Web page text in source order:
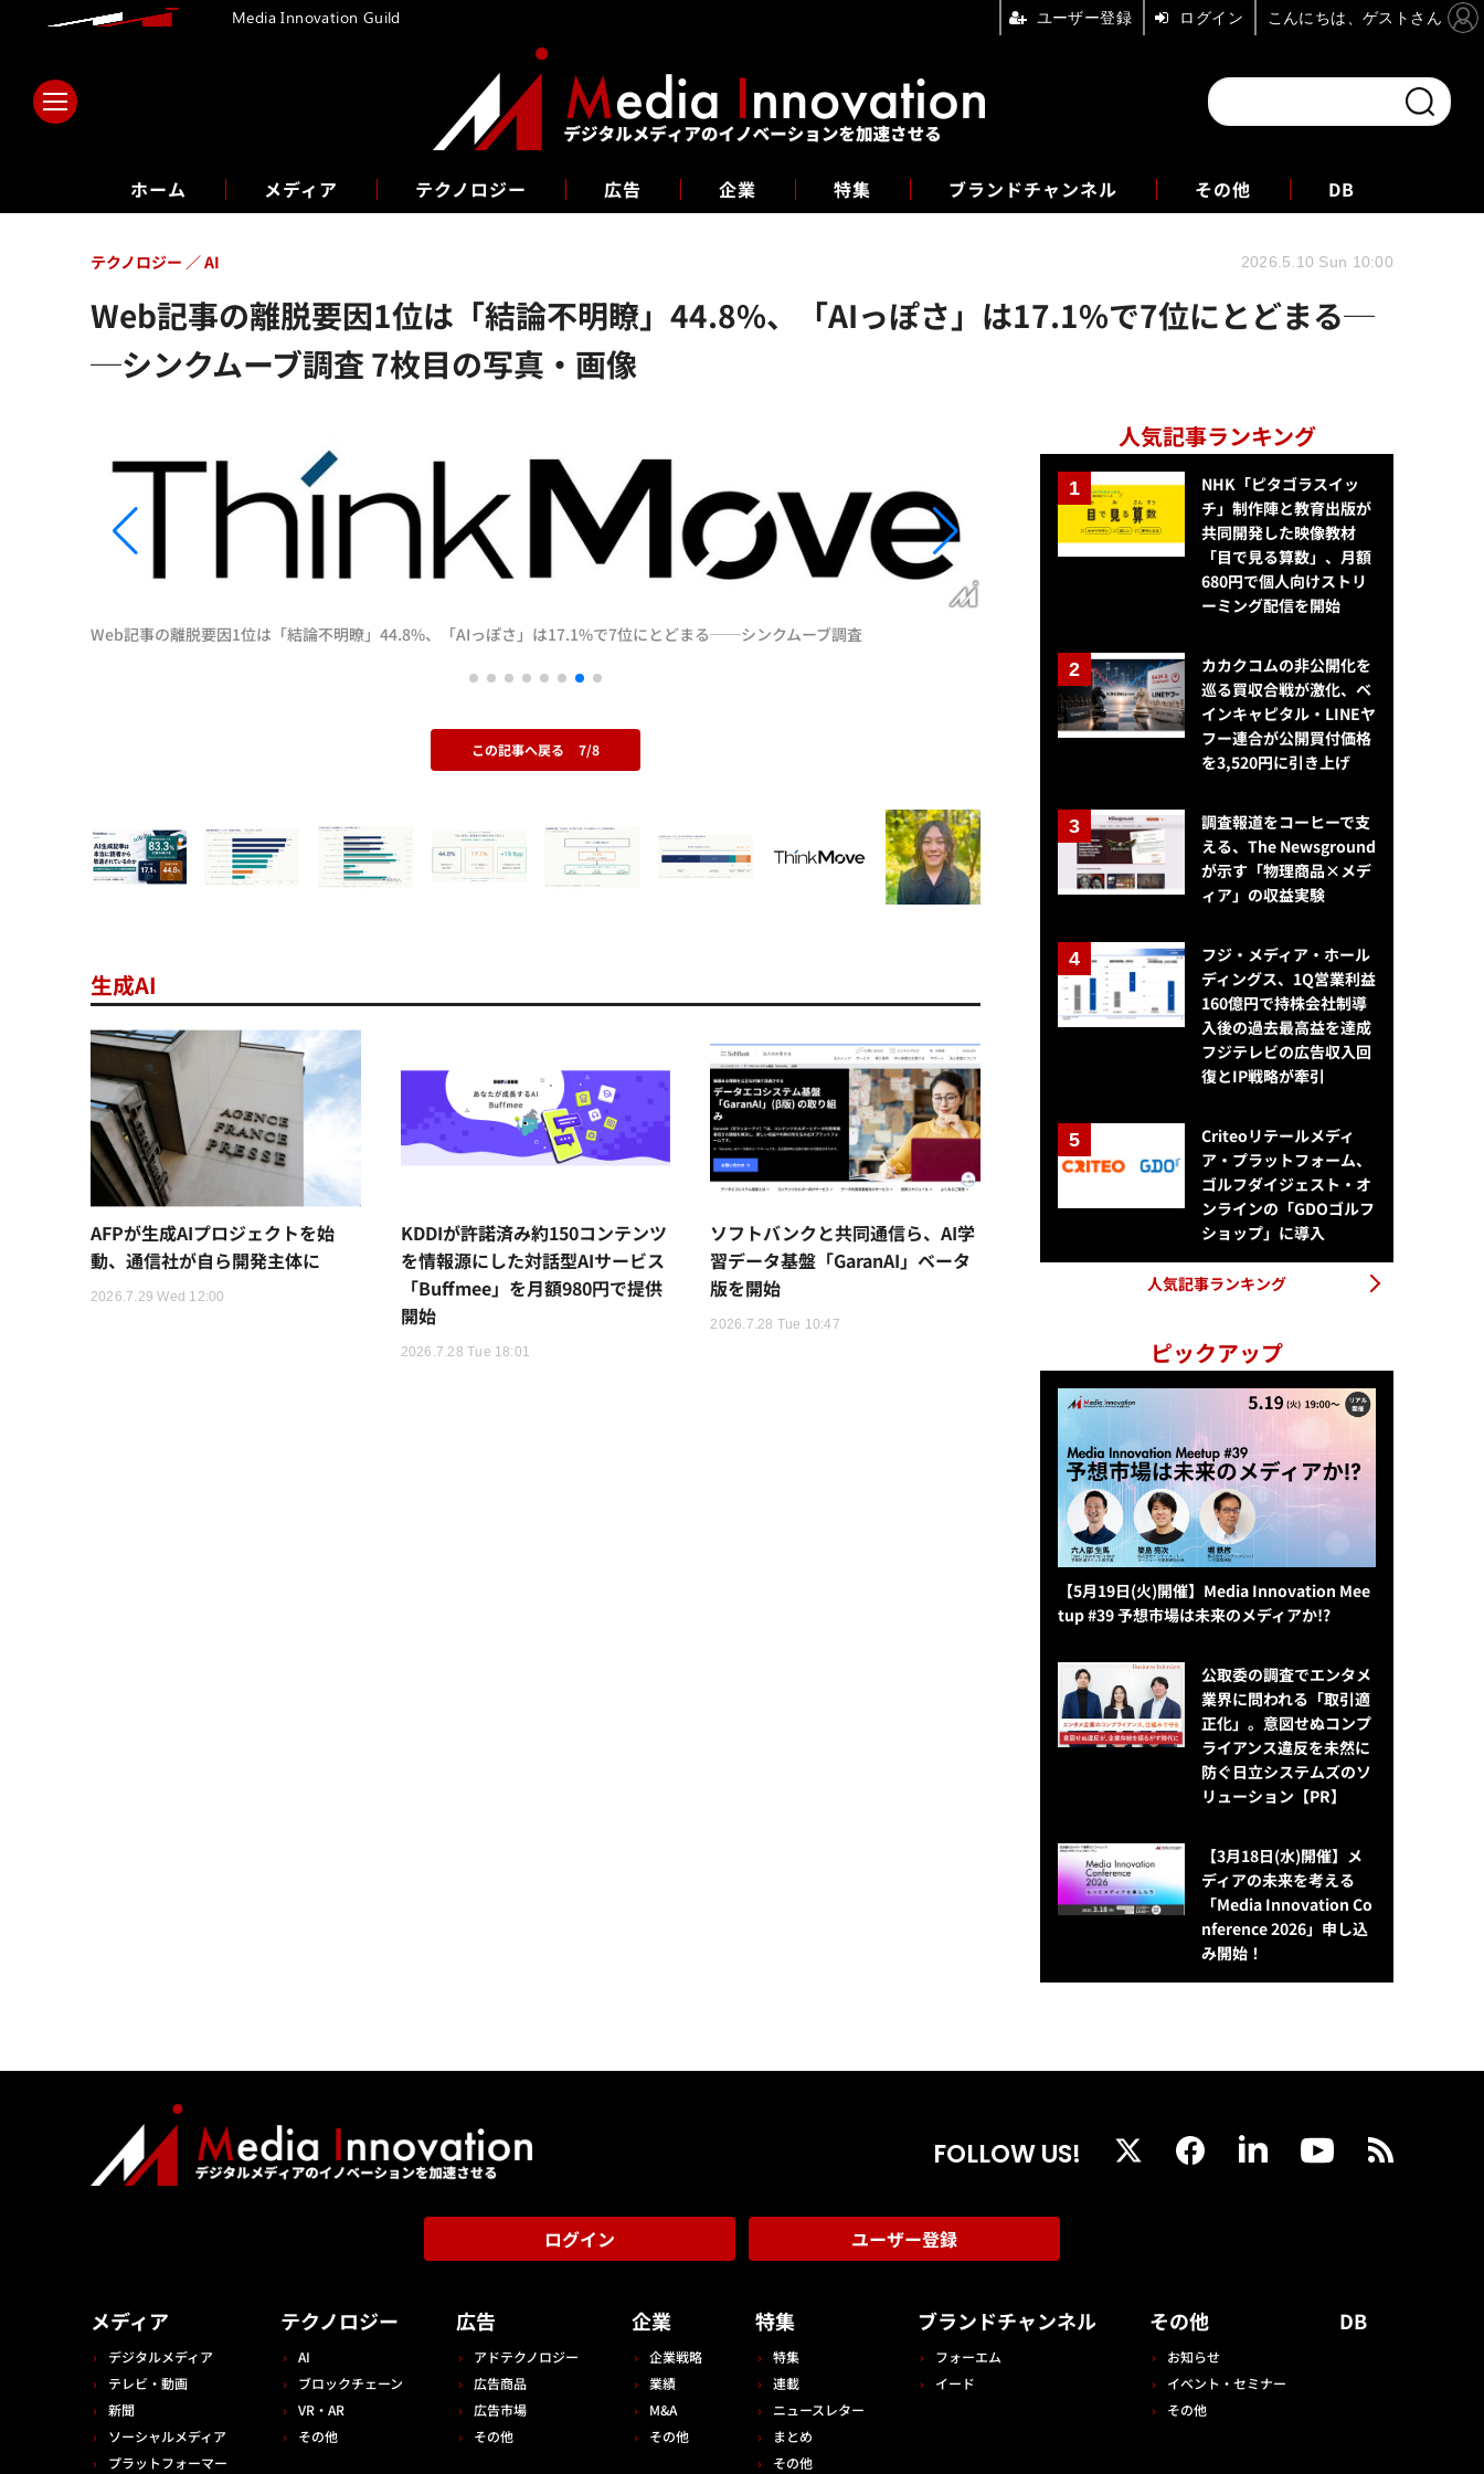
ホーム メディア テクノロジー 広告 企業 特集 ブランドチャンネル
フォーエム その他 DB
Web記事の離脱要因1位は「結論不明瞭」44.8%、「AIっぽさ」は17.1%で7位にとどまる─
─シンクムーブ調査 7枚目の写真・画像
テクノロジー AI 2026.5.10 Sun 10:00
Web記事の離脱要因1位は「結論不明瞭」44.8%、「AIっぽさ」は17.1%で7位にとどまる──シンクムーブ調査
Web記事の離脱要因1位は「結論不明瞭」44.8%、「AIっぽさ」は
この記事へ戻る 7/8
生成AI
AFPが生成AIプロジェクトを始
動、通信社が自ら開発主体に
2026.7.29 Wed 12:00
KDDIが許諾済み約150コンテンツ
を情報源にした対話型AIサービス
「Buffmee」を月額980円で提供
開始
2026.7.28 Tue 18:01
ソフトバンクと共同通信ら、AI学
習データ基盤「GaranAI」ベータ
版を開始
2026.7.28 Tue 10:47
人気記事ランキング
NHK「ピタゴラスイッ
チ」制作陣と教育出版が
共同開発した映像教材
「目で見る算数」、月額
680円で個人向けストリ
ーミング配信を開始
カカクコムの非公開化を
巡る買収合戦が激化、ベ
インキャピタル・LINEヤ
フー連合が公開買付価格
を3,520円に引き上げ
調査報道をコーヒーで支
える、The Newsground
が示す「物理商品×メデ
ィア」の収益実験
フジ・メディア・ホール
ディングス、1Q営業利益
160億円で持株会社制導
入後の過去最高益を達成
フジテレビの広告収入回
復とIP戦略が牽引
Criteoリテールメディ
ア・プラットフォーム、
ゴルフダイジェスト・オ
ンラインの「GDOゴルフ
ショップ」に導入
人気記事ランキング
ピックアップ
【5月19日(火)開催】Media Innovation Mee
tup #39 予想市場は未来のメディアか!?
公​​取委の調査でエンタメ
業界に問われる「取引適
正化」。意図せぬコンプ
ライアンス違反を未然に
防ぐ日立システムズのソ
リューション​【PR】
【3月18日(水)開催】メ
ディアの未来を考える
「Media Innovation Co
nference 2026」申し込
み開始！
FOLLOW US!
ログイン ユーザー登録
メディア
デジタルメディア
テレビ・動画
新聞
ソーシャルメディア
プラットフォーマー
テクノロジー
AI
ブロックチェーン
VR・AR
その他
広告
アドテクノロジー
広告商品
広告市場
その他
企業
企業戦略
業績
M&A
その他
特集
特集
連載
ニュースレター
まとめ
その他
ブランドチャンネル
フォーエム
イード
その他
お知らせ
イベント・セミナー
その他
DB
Media Innovation Guild ユーザー登録 ログイン こんにちは、ゲストさん